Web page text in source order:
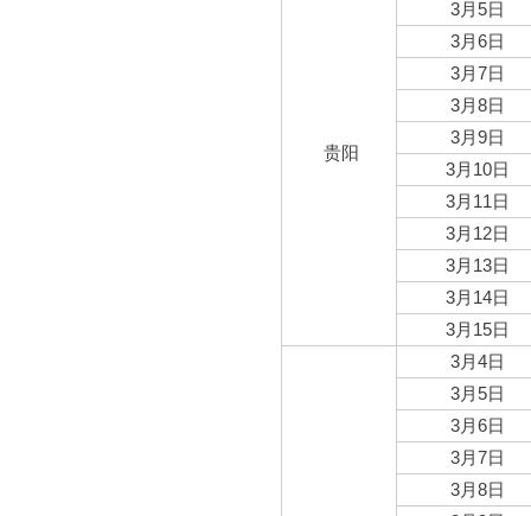
贵阳
3月5日
3月6日
3月7日
3月8日
3月9日
3月10日
3月11日
3月12日
3月13日
3月14日
3月15日
3月4日
3月5日
3月6日
3月7日
3月8日